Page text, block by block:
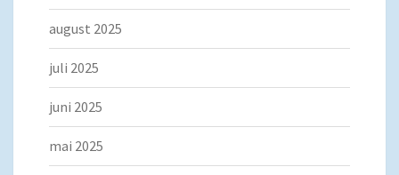
august 2025
juli 2025
juni 2025
mai 2025